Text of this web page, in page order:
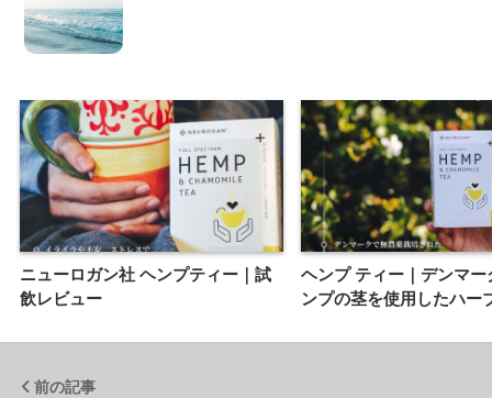
ニューロガン社 ヘンプティー｜試
飲レビュー
ヘンプ ティー｜デンマー
ンプの茎を使用したハー
前の記事